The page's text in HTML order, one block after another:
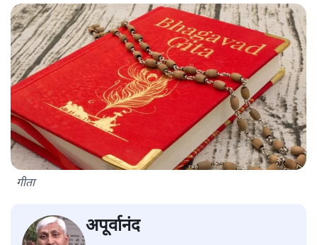
गीता
अपूर्वानंद